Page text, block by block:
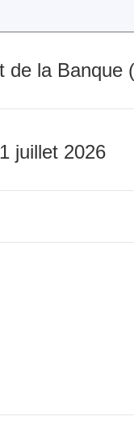
la Banque
juillet 2026